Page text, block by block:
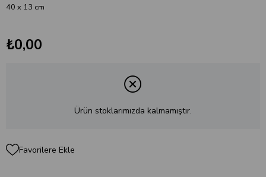
40 x 13 cm
₺0,00
Ürün stoklarımızda kalmamıştır.
Favorilere Ekle